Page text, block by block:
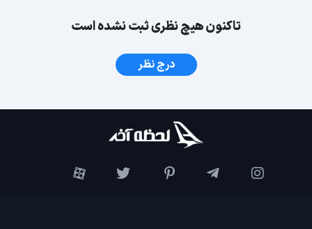
تاکنون هیچ نظری ثبت نشده است
درج نظر